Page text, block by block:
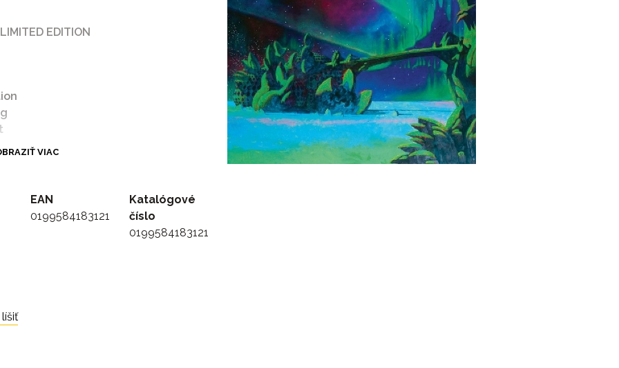
EDITION
VIAC
EAN
0199584183121
Katalógové
číslo
0199584183121